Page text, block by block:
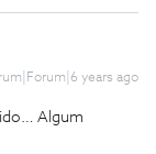
years ago
Algum